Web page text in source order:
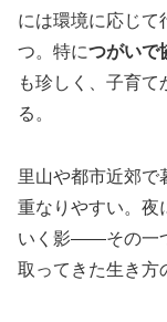
には環境に応じて
つ。特につがいで
も珍しく、子育
る。
里山や都市近郊で
重なりやすい。夜
いく影――その一
取ってきた生き方